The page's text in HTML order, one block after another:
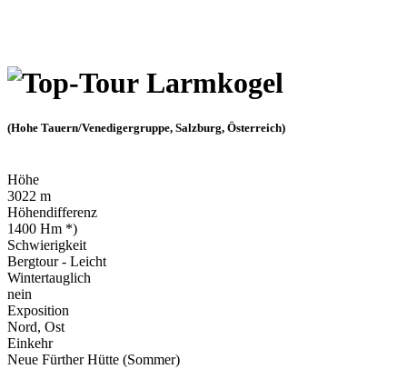
Larmkogel
(Hohe Tauern/Venedigergruppe, Salzburg, Österreich)
Höhe
3022 m
Höhendifferenz
1400 Hm *)
Schwierigkeit
Bergtour - Leicht
Wintertauglich
nein
Exposition
Nord, Ost
Einkehr
Neue Fürther Hütte (Sommer)